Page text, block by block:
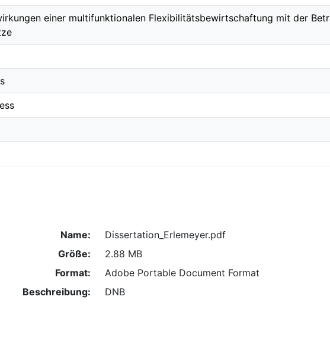
einer multifunktionalen Flexibilitätsbewirtschaftung mit der
Name:
Dissertation_Erlemeyer.pdf
Größe:
2.88 MB
Format:
Adobe Portable Document Format
Beschreibung:
DNB